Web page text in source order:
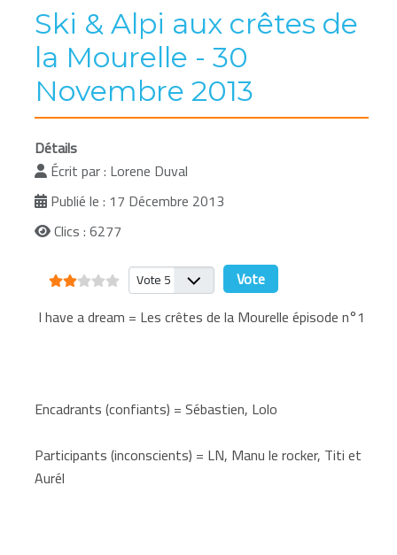
Ski & Alpi aux crêtes de
la Mourelle - 30
Novembre 2013
Détails
Écrit par : Lorene Duval
Publié le : 17 Décembre 2013
Clics : 6277
Vote utilisateur:2/5
Veuillez voter
I have a dream = Les crêtes de la Mourelle épisode n°1
Encadrants (confiants) = Sébastien, Lolo
Participants (inconscients) = LN, Manu le rocker, Titi et
Aurél